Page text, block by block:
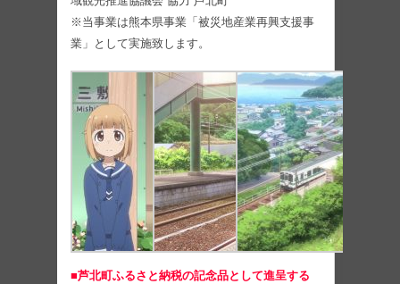
※当事業は熊本県事業「被災地産業再興⽀援事
業」として実施致します。
■芦北町ふるさと納税の記念品として進呈する